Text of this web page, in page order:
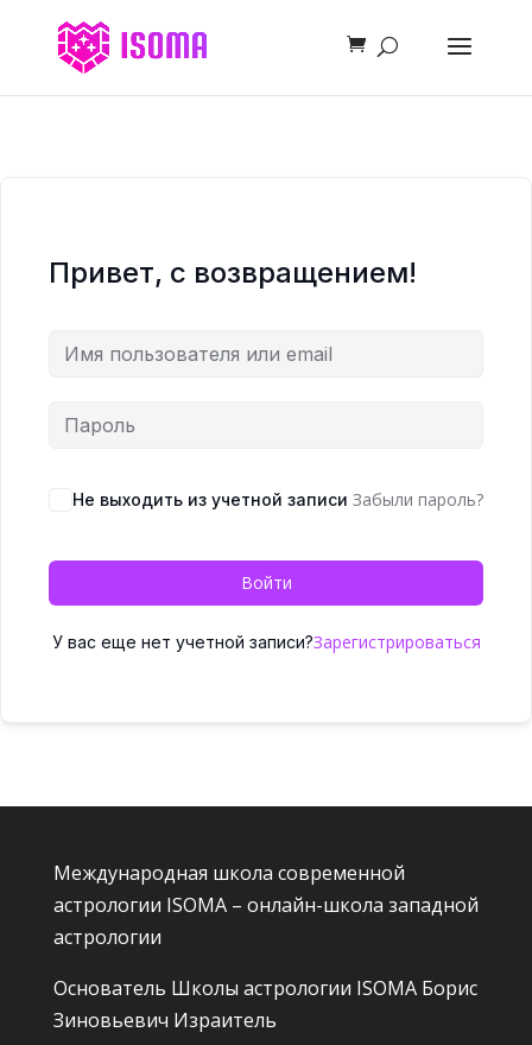
Привет, с возвращением!
Не выходить из учетной записи Забыли пароль?
Войти
У вас еще нет учетной записи?Зарегистрироваться
Международная школа современной
астрологии ISOMA – онлайн-школа западной
астрологии
Основатель Школы астрологии ISOMA Борис
Зиновьевич Израитель